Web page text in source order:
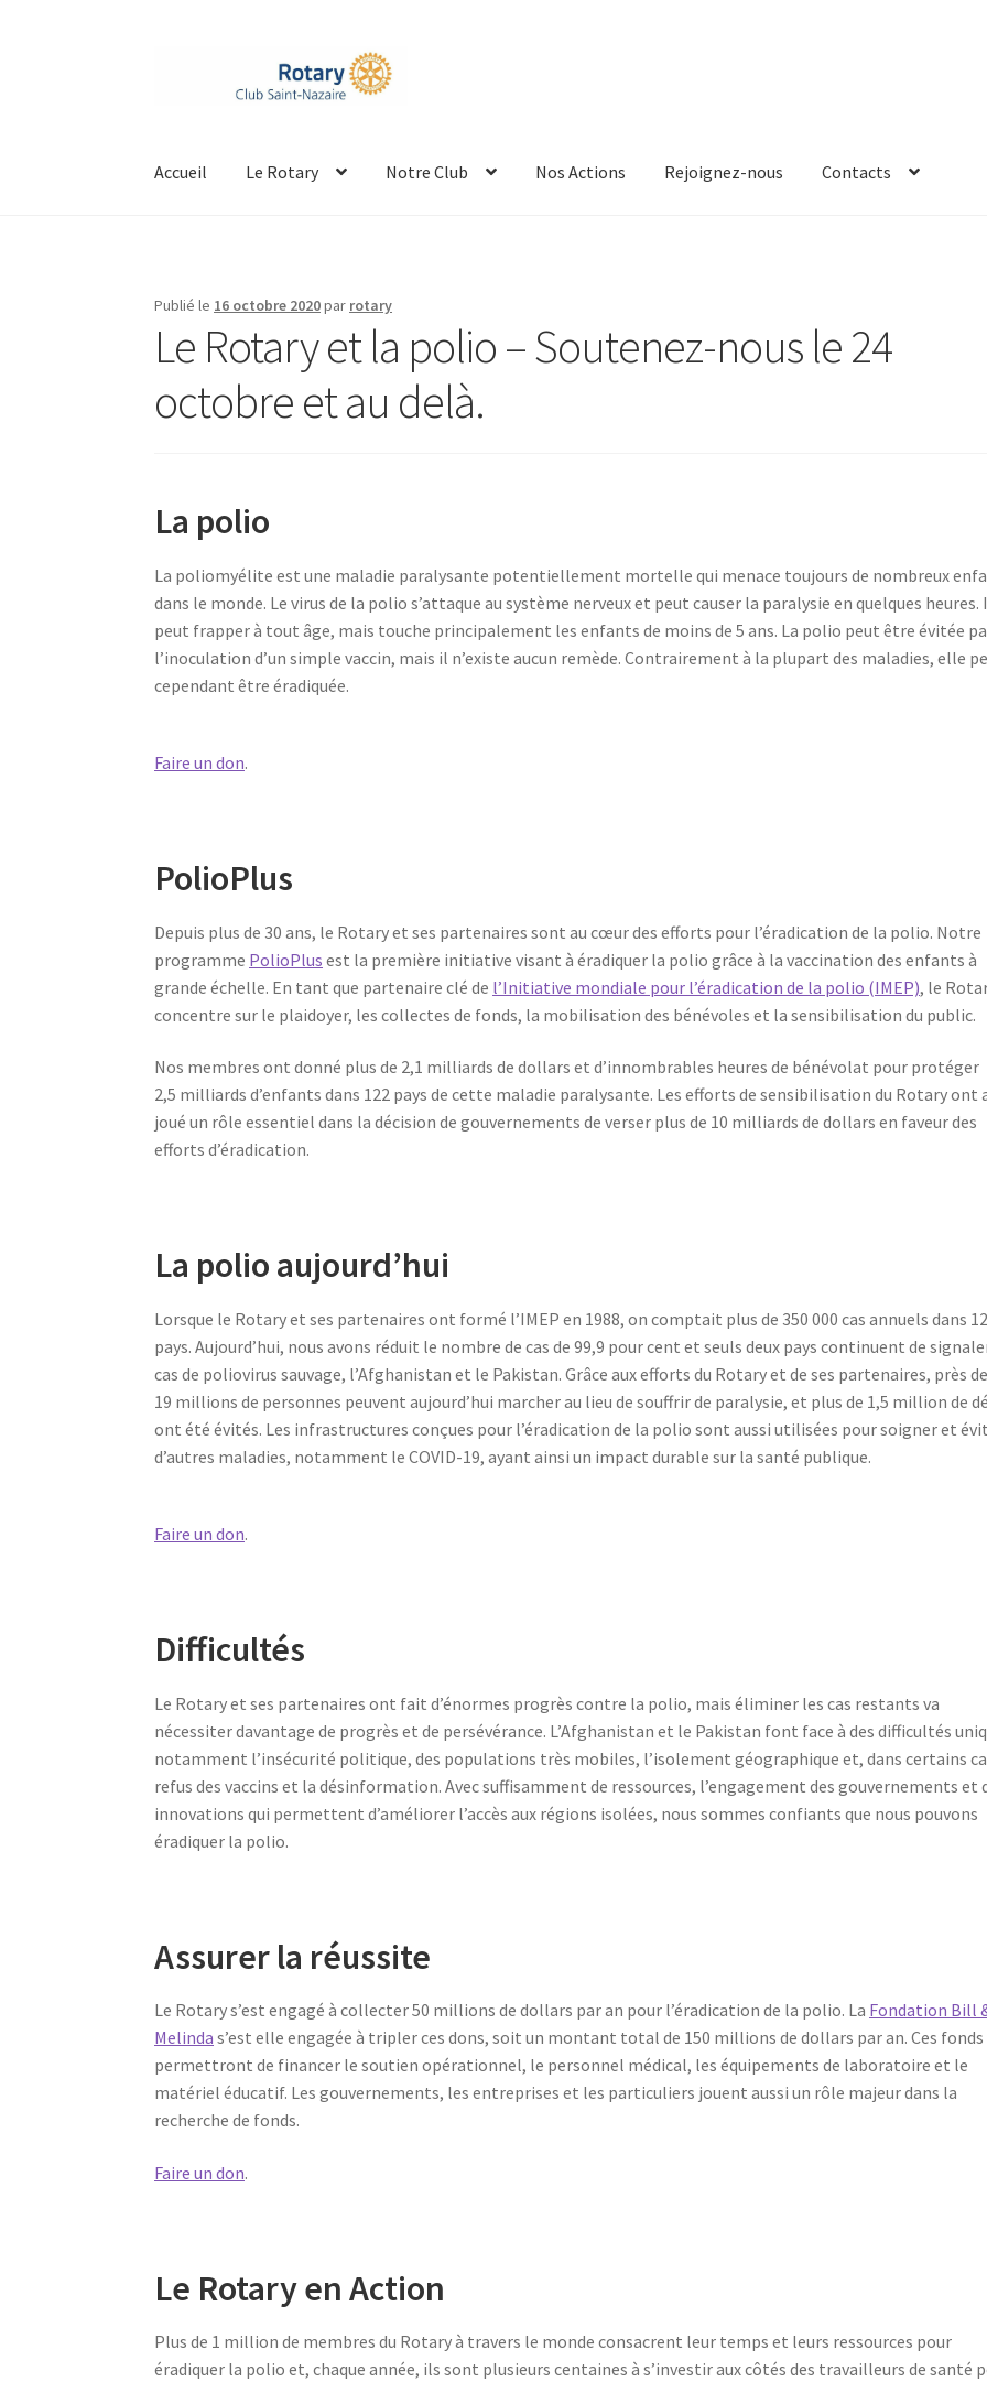
Accueil Le Rotary Notre Club Nos Actions Rejoignez-nous Contacts
Publié le 16 octobre 2020par rotary
Le Rotary et la polio – Soutenez-nous le 24
octobre et au delà.
La polio
La poliomyélite est une maladie paralysante potentiellement mortelle qui menace toujours de nombreux
dans le monde. Le virus de la polio s’attaque au système nerveux et peut causer la paralysie en quelques heures.
peut frapper à tout âge, mais touche principalement les enfants de moins de 5 ans. La polio peut être évitée
l’inoculation d’un simple vaccin, mais il n’existe aucun remède. Contrairement à la plupart des maladies, elle
cependant être éradiquée.
Faire un don.
PolioPlus
Depuis plus de 30 ans, le Rotary et ses partenaires sont au cœur des efforts pour l’éradication de la polio. Notre
programme PolioPlus est la première initiative visant à éradiquer la polio grâce à la vaccination des enfants à
grande échelle. En tant que partenaire clé de l’Initiative mondiale pour l’éradication de la polio (IMEP), le
concentre sur le plaidoyer, les collectes de fonds, la mobilisation des bénévoles et la sensibilisation du public.
Nos membres ont donné plus de 2,1 milliards de dollars et d’innombrables heures de bénévolat pour protéger
2,5 milliards d’enfants dans 122 pays de cette maladie paralysante. Les efforts de sensibilisation du Rotary ont
joué un rôle essentiel dans la décision de gouvernements de verser plus de 10 milliards de dollars en faveur des
efforts d’éradication.
La polio aujourd’hui
Lorsque le Rotary et ses partenaires ont formé l’IMEP en 1988, on comptait plus de 350 000 cas annuels dans
pays. Aujourd’hui, nous avons réduit le nombre de cas de 99,9 pour cent et seuls deux pays continuent de
cas de poliovirus sauvage, l’Afghanistan et le Pakistan. Grâce aux efforts du Rotary et de ses partenaires, près de
19 millions de personnes peuvent aujourd’hui marcher au lieu de souffrir de paralysie, et plus de 1,5 million de
ont été évités. Les infrastructures conçues pour l’éradication de la polio sont aussi utilisées pour soigner et
d’autres maladies, notamment le COVID-19, ayant ainsi un impact durable sur la santé publique.
Faire un don.
Difficultés
Le Rotary et ses partenaires ont fait d’énormes progrès contre la polio, mais éliminer les cas restants va
nécessiter davantage de progrès et de persévérance. L’Afghanistan et le Pakistan font face à des difficultés
notamment l’insécurité politique, des populations très mobiles, l’isolement géographique et, dans certains
refus des vaccins et la désinformation. Avec suffisamment de ressources, l’engagement des gouvernements et
innovations qui permettent d’améliorer l’accès aux régions isolées, nous sommes confiants que nous pouvons
éradiquer la polio.
Assurer la réussite
Le Rotary s’est engagé à collecter 50 millions de dollars par an pour l’éradication de la polio. La Fondation Bill
Melinda s’est elle engagée à tripler ces dons, soit un montant total de 150 millions de dollars par an. Ces fonds
permettront de financer le soutien opérationnel, le personnel médical, les équipements de laboratoire et le
matériel éducatif. Les gouvernements, les entreprises et les particuliers jouent aussi un rôle majeur dans la
recherche de fonds.
Faire un don.
Le Rotary en Action
Plus de 1 million de membres du Rotary à travers le monde consacrent leur temps et leurs ressources pour
éradiquer la polio et, chaque année, ils sont plusieurs centaines à s’investir aux côtés des travailleurs de santé